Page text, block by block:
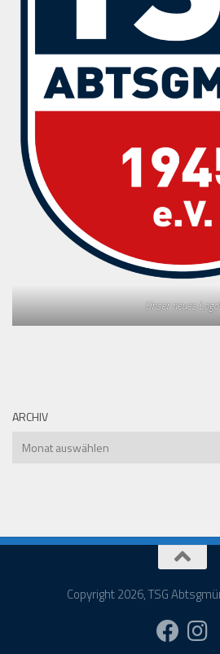
Unser neues Logo!
ARCHIV
Archiv
Copyright 2026, TSG